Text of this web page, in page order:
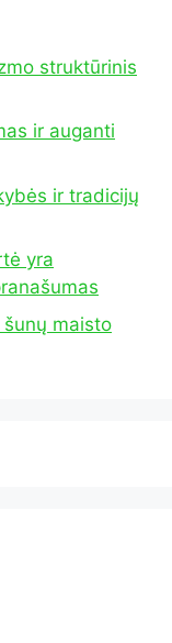
struktūrinis
ir auganti
ir tradicijų
yra
maisto